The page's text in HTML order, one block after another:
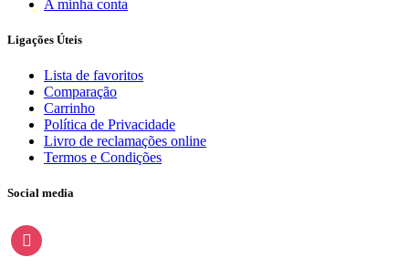
A minha conta
Ligações Úteis
Lista de favoritos
Comparação
Carrinho
Política de Privacidade
Livro de reclamações online
Termos e Condições
Social media
instagram